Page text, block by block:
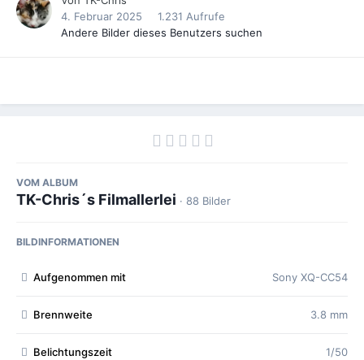
4. Februar 2025
1.231 Aufrufe
Andere Bilder dieses Benutzers suchen
VOM ALBUM
TK-Chris´s Filmallerlei · 88 Bilder
BILDINFORMATIONEN
Aufgenommen mit Sony XQ-CC54
Brennweite 3.8 mm
Belichtungszeit 1/50